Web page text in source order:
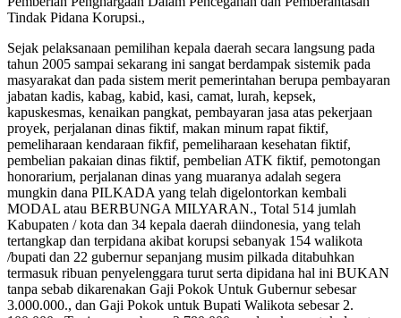
Tindak Pidana Korupsi.,
Sejak pelaksanaan pemilihan kepala daerah secara langsung pada
tahun 2005 sampai sekarang ini sangat berdampak sistemik pada
masyarakat dan pada sistem merit pemerintahan berupa pembayaran
jabatan kadis, kabag, kabid, kasi, camat, lurah, kepsek,
kapuskesmas, kenaikan pangkat, pembayaran jasa atas pekerjaan
proyek, perjalanan dinas fiktif, makan minum rapat fiktif,
pemeliharaan kendaraan fikfif, pemeliharaan kesehatan fiktif,
pembelian pakaian dinas fiktif, pembelian ATK fiktif, pemotongan
honorarium, perjalanan dinas yang muaranya adalah segera
mungkin dana PILKADA yang telah digelontorkan kembali
MODAL atau BERBUNGA MILYARAN., Total 514 jumlah
Kabupaten / kota dan 34 kepala daerah diindonesia, yang telah
tertangkap dan terpidana akibat korupsi sebanyak 154 walikota
/bupati dan 22 gubernur sepanjang musim pilkada ditabuhkan
termasuk ribuan penyelenggara turut serta dipidana hal ini BUKAN
tanpa sebab dikarenakan Gaji Pokok Untuk Gubernur sebesar
3.000.000., dan Gaji Pokok untuk Bupati Walikota sebesar 2.